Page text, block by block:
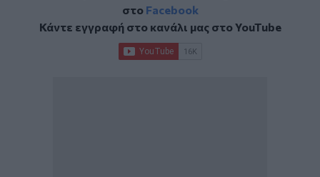
στο Facebook
Κάντε εγγραφή στο κανάλι μας στοYouTube